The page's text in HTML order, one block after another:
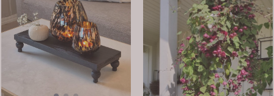
Skje/øse laget av resirkulert tre
med et naturlig og tidløst uttrykk.
Hver skje har sitt eget unike preg
med små variasjoner i farge og
struktur. Med sin lange lengde
passer den godt til servering,
gryter og større boller, og er både
dekorativ og funksjonell på
Materiale: Resirkulert tre
165,- 330,-
Rustikk og dekorativ trekasse
laget av gjenbruksmaterialer,
beiset i en varm brunfarge som
fremhever treets naturlige
struktur. De solide hankene i
hampetau gir kassen et autentisk
og naturlig uttrykk. Kassen er
plastforet innvendig, noe som
gjør den praktisk til både
oppbevaring og dekorative
199,-